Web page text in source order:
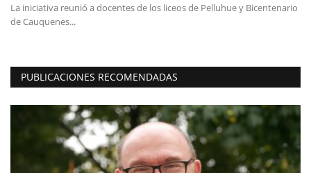
La iniciativa reunió a docentes de los liceos de Pelluhue y Bicentenario
de Cauquenes...
PUBLICACIONES RECOMENDADAS